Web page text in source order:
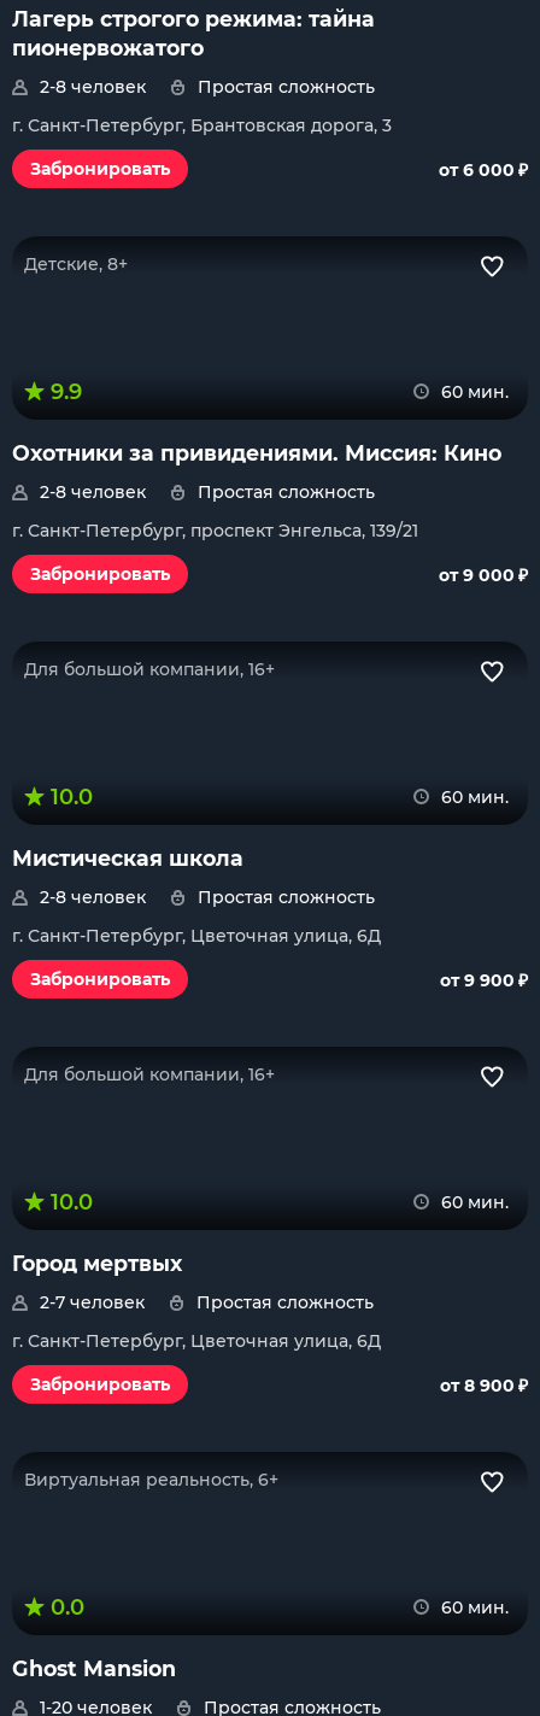
Лагерь строгого режима: тайна
пионервожатого
2-8 человек
Простая сложность
г. Санкт-Петербург, Брантовская дорога, 3
Забронировать
от 6 000 ₽
Детские, 8+
9.9 60 мин.
Охотники за привидениями. Миссия: Кино
2-8 человек
Простая сложность
г. Санкт-Петербург, проспект Энгельса, 139/21
Забронировать
от 9 000 ₽
Для большой компании, 16+
10.0 60 мин.
Мистическая школа
2-8 человек
Простая сложность
г. Санкт-Петербург, Цветочная улица, 6Д
Забронировать
от 9 900 ₽
Для большой компании, 16+
10.0 60 мин.
Город мертвых
2-7 человек
Простая сложность
г. Санкт-Петербург, Цветочная улица, 6Д
Забронировать
от 8 900 ₽
Виртуальная реальность, 6+
0.0 60 мин.
Ghost Mansion
1-20 человек Простая сложность